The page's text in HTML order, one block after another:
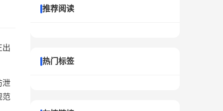
出
泄
范
推荐阅读
热门标签